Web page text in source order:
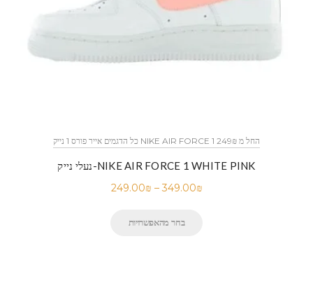
כל הדגמים אייר פורס 1 נייק NIKE AIR FORCE 1 החל מ 249₪
נעלי נייק-NIKE AIR FORCE 1 WHITE PINK
249.00₪ – 349.00₪
בחר מהאפשרויות